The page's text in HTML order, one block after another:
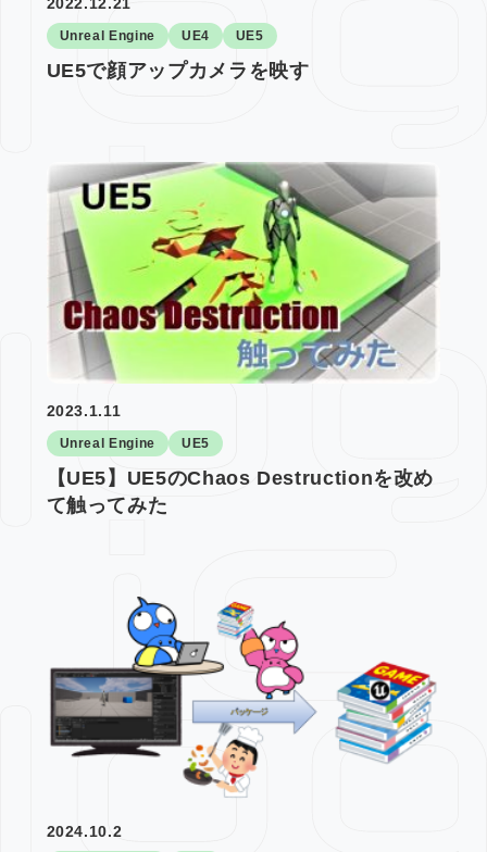
2022.12.21
Unreal Engine UE4 UE5
UE5で顔アップカメラを映す
2023.1.11
Unreal Engine UE5
【UE5】UE5のChaos Destructionを改め
て触ってみた
2024.10.2